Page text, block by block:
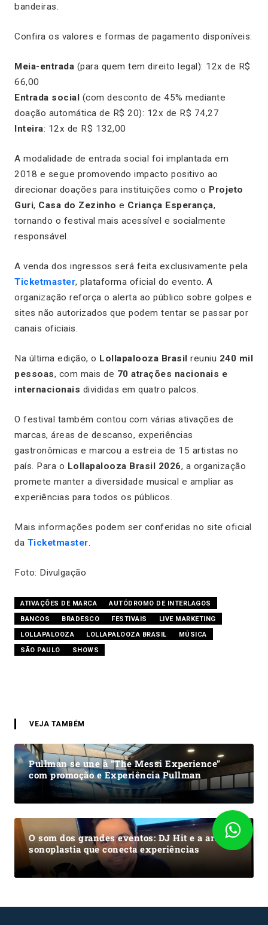
bandeiras.
Confira os valores e formas de pagamento disponíveis:
Meia-entrada (para quem tem direito legal): 12x de R$
66,00
Entrada social (com desconto de 45% mediante
doação automática de R$ 20): 12x de R$ 74,27
Inteira: 12x de R$ 132,00
A modalidade de entrada social foi implantada em
2018 e segue promovendo impacto positivo ao
direcionar doações para instituições como o Projeto
Guri, Casa do Zezinho e Criança Esperança,
tornando o festival mais acessível e socialmente
responsável.
A venda dos ingressos será feita exclusivamente pela
Ticketmaster, plataforma oficial do evento. A
organização reforça o alerta ao público sobre golpes e
sites não autorizados que podem tentar se passar por
canais oficiais.
Na última edição, o Lollapalooza Brasil reuniu 240 mil
pessoas, com mais de 70 atrações nacionais e
internacionais divididas em quatro palcos.
O festival também contou com várias ativações de
marcas, áreas de descanso, experiências
gastronômicas e marcou a estreia de 15 artistas no
país. Para o Lollapalooza Brasil 2026, a organização
promete manter a diversidade musical e ampliar as
experiências para todos os públicos.
Mais informações podem ser conferidas no site oficial
da Ticketmaster.
Foto: Divulgação
ATIVAÇÕES DE MARCA
AUTÓDROMO DE INTERLAGOS
BANCOS
BRADESCO FESTIVAIS
LIVE MARKETING
LOLLAPALOOZA
LOLLAPALOOZA BRASIL
MÚSICA
SÃO PAULO
SHOWS
VEJA TAMBÉM
Pullman se une à “The Messi Experience”
com promoção e Experiência Pullman
O som dos grandes eventos: DJ Hit e a arte da
sonoplastia que conecta experiências